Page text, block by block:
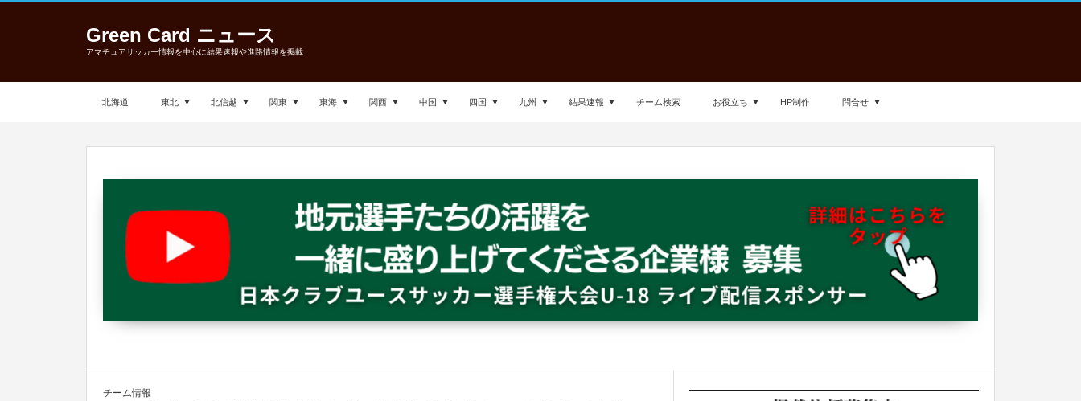
Green Card ニュース
アマチュアサッカー情報を中心に結果速報や進路情報を掲載
北海道 東北 北信越 関東 東海 関西 中国 四国 九州 結果速報 チーム検索 お役立ち HP制作 問合せ
チーム情報